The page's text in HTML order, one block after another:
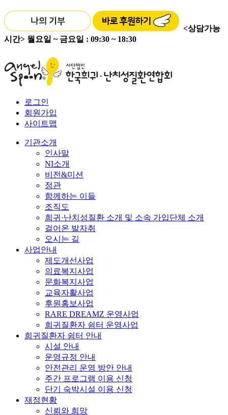
<상담가능
시간> 월요일 ~ 금요일 : 09:30 ~ 18:30
로그인
회원가입
사이트맵
기관소개
인사말
NI소개
비전&미션
정관
함께하는 이들
조직도
희귀·난치성질환 소개 및 소속 가입단체 소개
걸어온 발자취
오시는 길
사업안내
제도개선사업
의료복지사업
문화복지사업
교육자활사업
후원홍보사업
RARE DREAMZ 운영사업
희귀질환자 쉼터 운영사업
희귀질환자 쉼터 안내
시설 안내
운영규정 안내
안전관리 운영 방안 안내
주간 프로그램 이용 신청
단기 숙박시설 이용 신청
재정현황
신뢰와 희망